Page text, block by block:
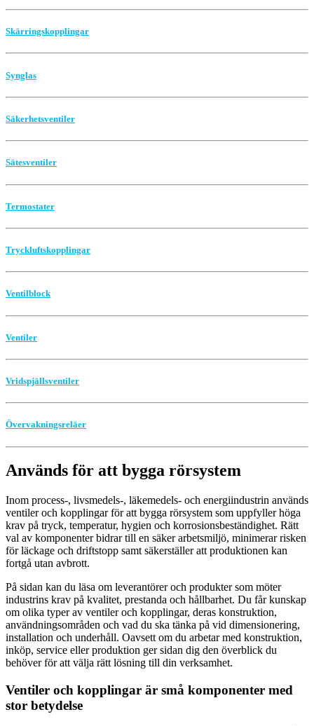
Skärringskopplingar
Synglas
Säkerhetsventiler
Sätesventiler
Termostater
Tryckluftskopplingar
Ventilblock
Ventiler
Vridspjällsventiler
Övervakningsreläer
Används för att bygga rörsystem
Inom process-, livsmedels-, läkemedels- och energiindustrin används
ventiler och kopplingar för att bygga rörsystem som uppfyller höga
krav på tryck, temperatur, hygien och korrosionsbeständighet. Rätt
val av komponenter bidrar till en säker arbetsmiljö, minimerar risken
för läckage och driftstopp samt säkerställer att produktionen kan
fortgå utan avbrott.
På sidan kan du läsa om leverantörer och produkter som möter
industrins krav på kvalitet, prestanda och hållbarhet. Du får kunskap
om olika typer av ventiler och kopplingar, deras konstruktion,
användningsområden och vad du ska tänka på vid dimensionering,
installation och underhåll. Oavsett om du arbetar med konstruktion,
inköp, service eller produktion ger sidan dig den överblick du
behöver för att välja rätt lösning till din verksamhet.
Ventiler och kopplingar är små komponenter med
stor betydelse